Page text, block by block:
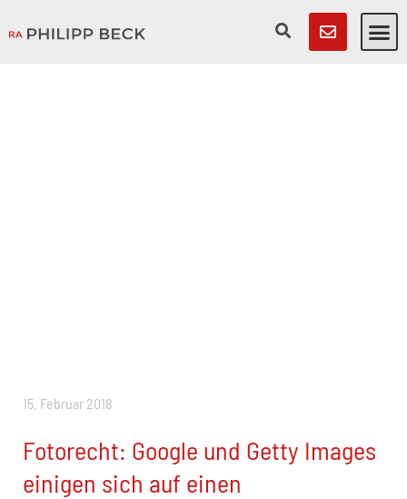
15. Februar 2018
Fotorecht: Google und Getty Images
einigen sich auf einen